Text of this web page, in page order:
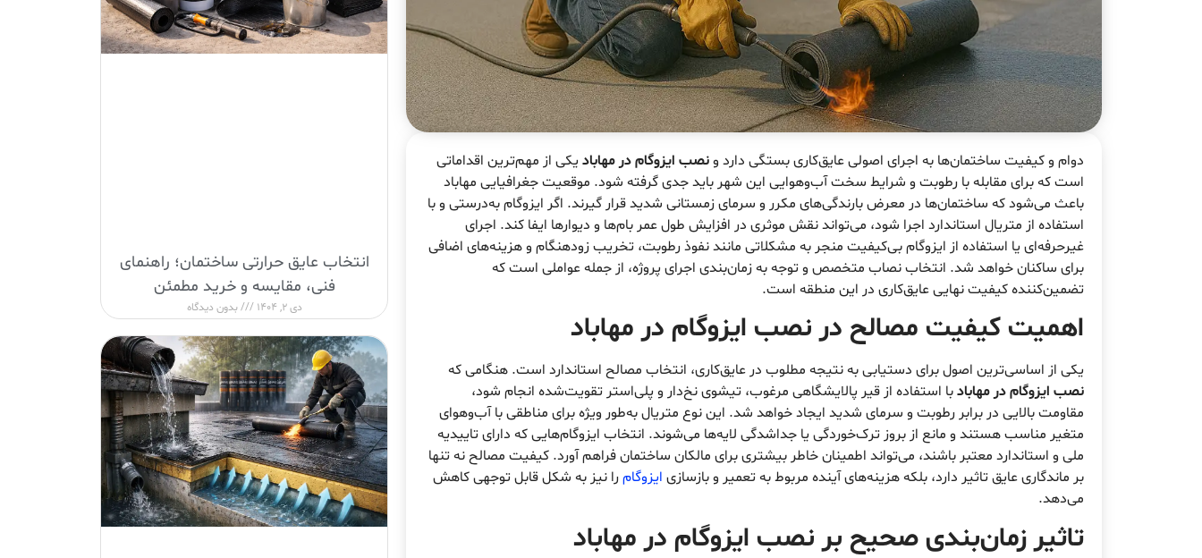
دوام و کیفیت ساختمان‌ها به اجرای اصولی عایق‌کاری بستگی دارد ونصب ایزوگام در مهاباد یکی از مهم‌ترین اقداماتی
است که برای مقابله با رطوبت و شرایط سخت آب‌وهوایی این شهر باید جدی گرفته شود. موقعیت جغرافیایی مهاباد
باعث می‌شود که ساختمان‌ها در معرض بارندگی‌های مکرر و سرمای زمستانی شدید قرار گیرند. اگر ایزوگام به‌درستی و با
استفاده از متریال استاندارد اجرا شود، می‌تواند نقش موثری در افزایش طول عمر بام‌ها و دیوارها ایفا کند. اجرای
غیرحرفه‌ای یا استفاده از ایزوگام بی‌کیفیت منجر به مشکلاتی مانند نفوذ رطوبت، تخریب زودهنگام و هزینه‌های اضافی
برای ساکنان خواهد شد. انتخاب نصاب متخصص و توجه به زمان‌بندی اجرای پروژه، از جمله عواملی است که
تضمین‌کننده کیفیت نهایی عایق‌کاری در این منطقه است.
اهمیت کیفیت مصالح در نصب ایزوگام در مهاباد
یکی از اساسی‌ترین اصول برای دستیابی به نتیجه مطلوب در عایق‌کاری، انتخاب مصالح استاندارد است. هنگامی که
نصب ایزوگام در مهابادبا استفاده از قیر پالایشگاهی مرغوب، تیشوی نخ‌دار و پلی‌استر تقویت‌شده انجام شود،
مقاومت بالایی در برابر رطوبت و سرمای شدید ایجاد خواهد شد. این نوع متریال به‌طور ویژه برای مناطقی با آب‌وهوای
متغیر مناسب هستند و مانع از بروز ترک‌خوردگی یا جداشدگی لایه‌ها می‌شوند. انتخاب ایزوگام‌هایی که دارای تاییدیه
ملی و استاندارد معتبر باشند، می‌تواند اطمینان خاطر بیشتری برای مالکان ساختمان فراهم آورد. کیفیت مصالح نه تنها
بر ماندگاری عایق تاثیر دارد، بلکه هزینه‌های آینده مربوط به تعمیر و بازسازی ایزوگامرا نیز به شکل قابل توجهی کاهش
می‌دهد.
تاثیر زمان‌بندی صحیح بر نصب ایزوگام در مهاباد
انتخاب عایق حرارتی ساختمان؛ راهنمای
فنی، مقایسه و خرید مطمئن
دی 2, 1404 بدون دیدگاه